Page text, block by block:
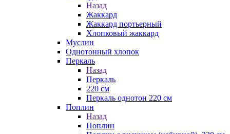
Назад
Жаккард
Жаккард портьерный
Хлопковый жаккард
Муслин
Однотонный хлопок
Перкаль
Назад
Перкаль
220 см
Перкаль однотон 220 см
Поплин
Назад
Поплин